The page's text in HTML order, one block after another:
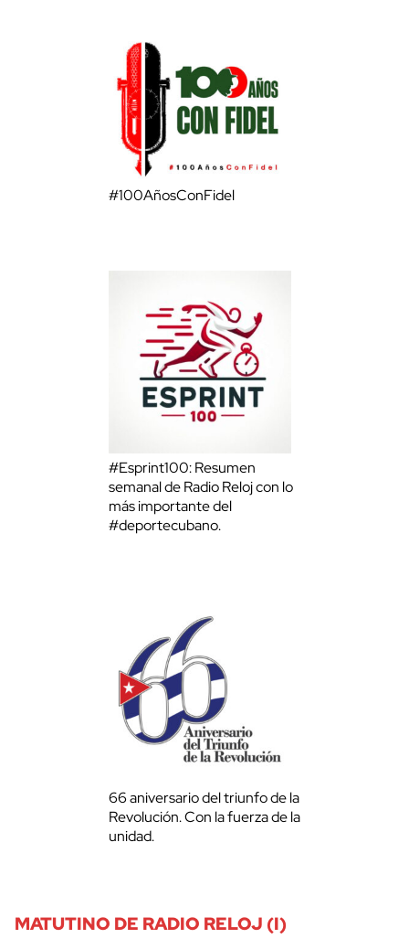
#100AñosConFidel
#Esprint100: Resumen
semanal de Radio Reloj con lo
más importante del
#deportecubano.
66 aniversario del triunfo de la
Revolución. Con la fuerza de la
unidad.
MATUTINO DE RADIO RELOJ (I)